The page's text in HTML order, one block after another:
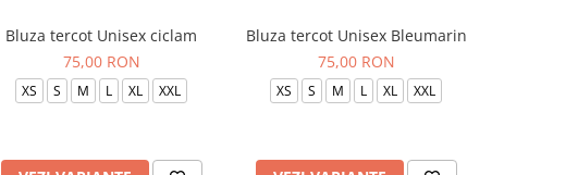
Bluza tercot Unisex ciclam
75,00 RON
XS S M L XL XXL
Bluza tercot Unisex Bleumarin
75,00 RON
XS S M L XL XXL